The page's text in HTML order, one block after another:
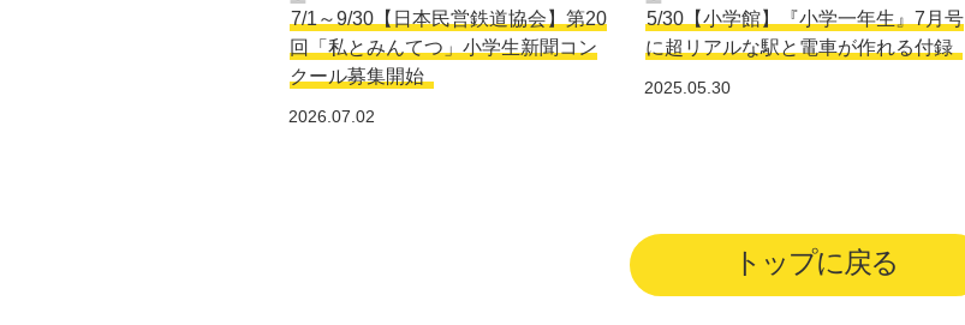
7/1～9/30【日本民営鉄道協会】第20
回「私とみんてつ」小学生新聞コン
クール募集開始
2026.07.02
5/30【小学館】『小学一年生』7月号
に超リアルな駅と電車が作れる付録
2025.05.30
トップに戻る